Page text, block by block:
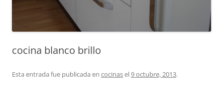
cocina blanco brillo
Esta entrada fue publicada en cocinasel9 octubre, 2013.